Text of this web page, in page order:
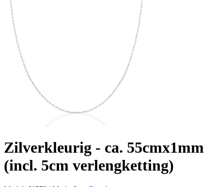
Zilverkleurig - ca. 55cmx1mm
(incl. 5cm verlengketting)